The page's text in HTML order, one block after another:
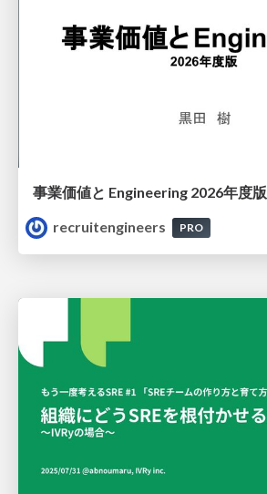
事業価値と Engineering 2026年度版
recruitengineers
PRO